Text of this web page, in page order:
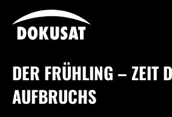
Inhalt
springen
DER FRÜHLING – ZEIT
AUFBRUCHS